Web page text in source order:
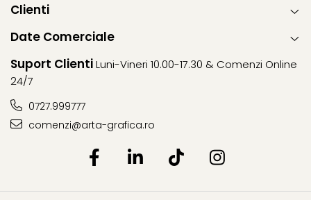
Clienti
Date Comerciale
Suport ClientiLuni-Vineri 10.00-17.30 & Comenzi Online
24/7
0727.999777
comenzi@arta-grafica.ro